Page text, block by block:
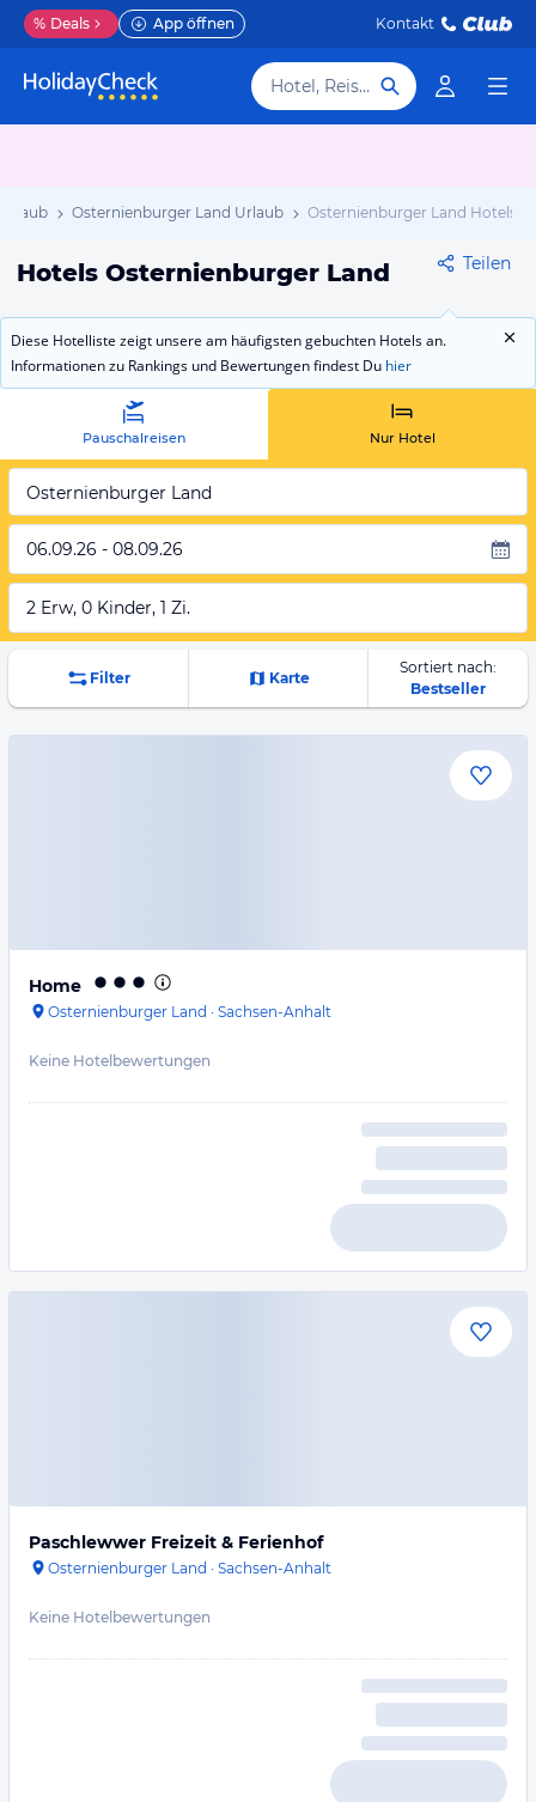
% Deals App öffnen Kontakt
Hotel, Reiseziel
Osternienburger Land Urlaub Osternienburger Land Hotels
Hotels Osternienburger Land Teilen
Diese Hotelliste zeigt unsere am häufigsten gebuchten Hotels an.
Informationen zu Rankings und Bewertungen findest Du hier
Pauschalreisen Nur Hotel
Osternienburger Land
06.09.26 - 08.09.26
2 Erw, 0 Kinder, 1 Zi.
Filter Karte
Sortiert nach:
Bestseller
Home
Osternienburger Land · Sachsen-Anhalt
Keine Hotelbewertungen
Paschlewwer Freizeit & Ferienhof
Osternienburger Land · Sachsen-Anhalt
Keine Hotelbewertungen